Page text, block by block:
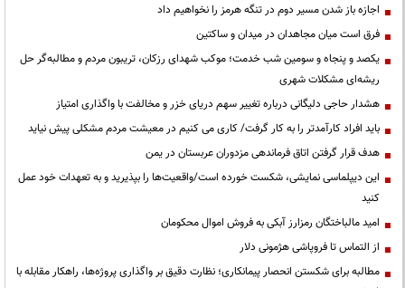
اجازه باز شدن مسیر دوم در تنگه هرمز را نخواهیم داد
فرق است میان مجاهدان در میدان و ساکتین
یکصد و پنجاه و سومین شب خدمت؛ موکب شهدای رزکان، تریبون مردم و مطالبه‌گر حل
ریشه‌ای مشکلات شهری
هشدار حاجی دلیگانی درباره تغییر سهم دریای خزر و مخالفت با واگذاری امتیاز
باید افراد کارآمدتر را به کار گرفت/ کاری می کنیم در معیشت مردم مشکلی پیش نیاید
هدف قرار گرفتن اتاق‌ فرماندهی مزدوران عربستان در یمن
این دیپلماسی نمایشی، شکست خورده است/واقعیت‌ها را بپذیرید و به تعهدات خود عمل
کنید
امید مالباختگان رمزارز آبکی به فروش اموال محکومان
از التماس تا فروپاشی هژمونی دلار
مطالبه برای شکستن انحصار پیمانکاری؛ نظارت دقیق بر واگذاری پروژه‌ها، راهکار مقابله با